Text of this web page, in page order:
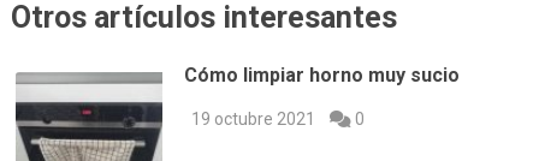
Otros artículos interesantes
Cómo limpiar horno muy sucio
19 octubre 2021 0